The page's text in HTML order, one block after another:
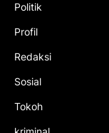
Politik
Profil
Redaksi
Sosial
Tokoh